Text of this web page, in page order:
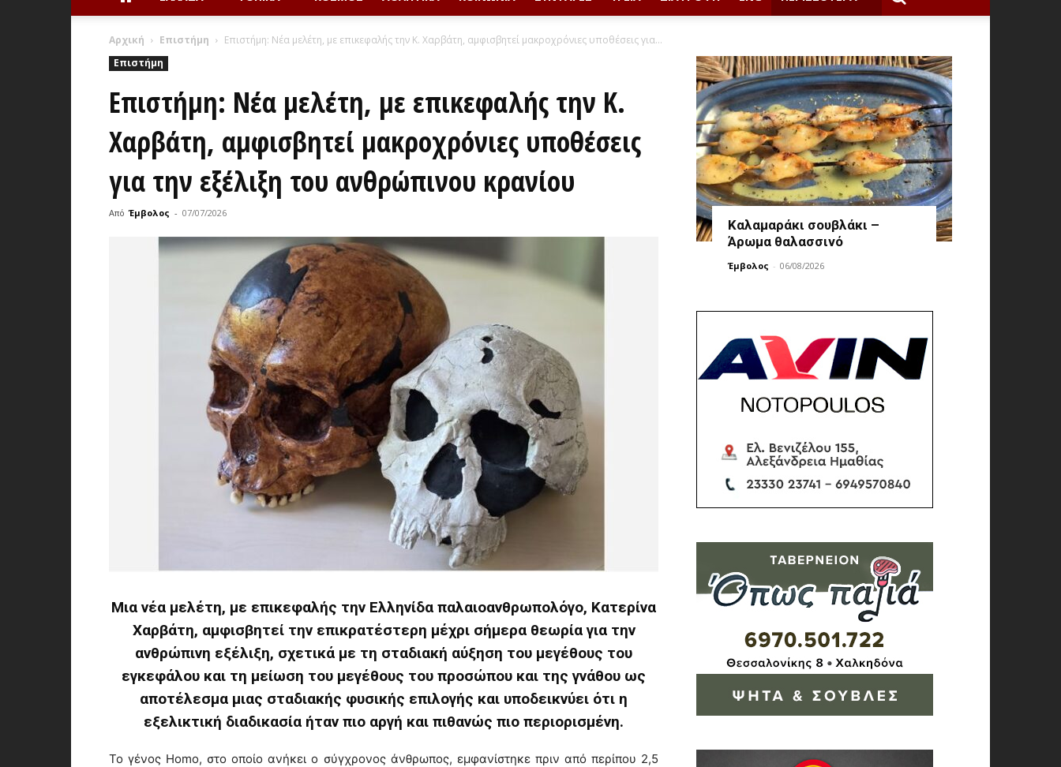
Αρχική Επιστήμη
Επιστήμη: Νέα μελέτη, με επικεφαλής την Κ. Χαρβάτη, αμφισβητεί μακροχρόνιες υποθέσεις για...
Επιστήμη
Επιστήμη: Νέα μελέτη, με επικεφαλής την Κ.
Χαρβάτη, αμφισβητεί μακροχρόνιες υποθέσεις
για την εξέλιξη του ανθρώπινου κρανίου
Από Έμβολος - 07/07/2026
Μια νέα μελέτη, με επικεφαλής την Ελληνίδα παλαιοανθρωπολόγο, Κατερίνα
Χαρβάτη, αμφισβητεί την επικρατέστερη μέχρι σήμερα θεωρία για την
ανθρώπινη εξέλιξη, σχετικά με τη σταδιακή αύξηση του μεγέθους του
εγκεφάλου και τη μείωση του μεγέθους του προσώπου και της γνάθου ως
αποτέλεσμα μιας σταδιακής φυσικής επιλογής και υποδεικνύει ότι η
εξελικτική διαδικασία ήταν πιο αργή και πιθανώς πιο περιορισμένη.
Το γένος Homo, στο οποίο ανήκει ο σύγχρονος άνθρωπος, εμφανίστηκε πριν από περίπου 2,5
Καλαμαράκι σουβλάκι –
Άρωμα θαλασσινό
Έμβολος - 06/08/2026